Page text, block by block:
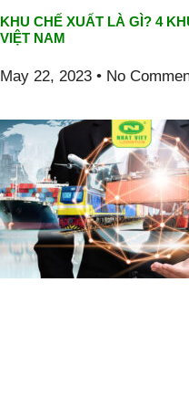
KHU CHẾ XUẤT LÀ GÌ? 4
VIỆT NAM
May 22, 2023 No